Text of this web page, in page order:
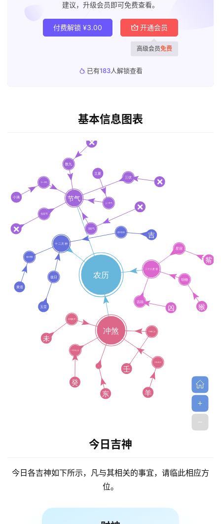
建议，升级会员即可免费查看。
付费解锁 ¥3.00 开通会员
高级会员免费
已有183人解锁查看
基本信息图表
今日吉神
今日各吉神如下所示，凡与其相关的事宜，请临此相应方
位。